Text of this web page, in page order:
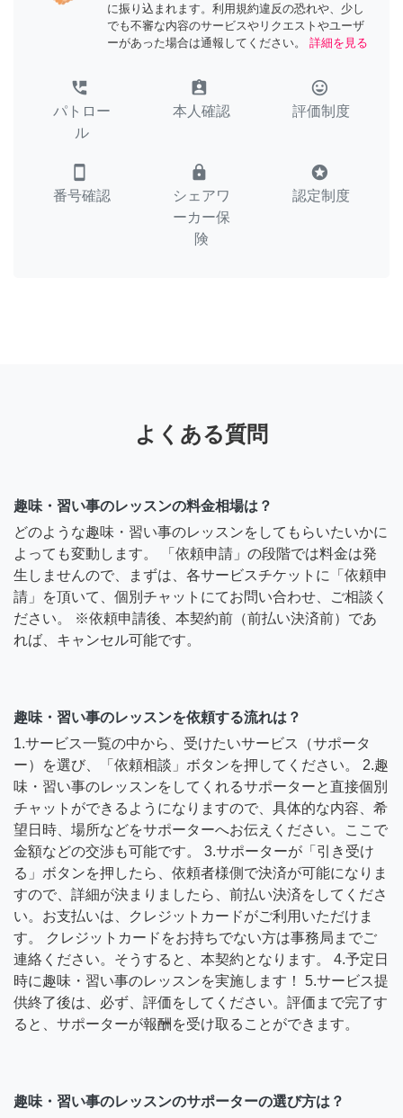
に振り込まれます。利用規約違反の恐れや、少し
でも不審な内容のサービスやリクエストやユーザ
ーがあった場合は通報してください。
詳細を見る
perm_phone_msg
パトロー
ル
assignment_ind
本人確認
tag_faces
評価制度
smartphone
番号確認
lock
シェアワ
ーカー保
険
stars
認定制度
よくある質問
趣味・習い事のレッスンの料金相場は？
どのような趣味・習い事のレッスンをしてもらいたいかに
よっても変動します。 「依頼申請」の段階では料金は発
生しませんので、まずは、各サービスチケットに「依頼申
請」を頂いて、個別チャットにてお問い合わせ、ご相談く
ださい。 ※依頼申請後、本契約前（前払い決済前）であ
れば、キャンセル可能です。
趣味・習い事のレッスンを依頼する流れは？
1.サービス一覧の中から、受けたいサービス（サポータ
ー）を選び、「依頼相談」ボタンを押してください。 2.趣
味・習い事のレッスンをしてくれるサポーターと直接個別
チャットができるようになりますので、具体的な内容、希
望日時、場所などをサポーターへお伝えください。ここで
金額などの交渉も可能です。 3.サポーターが「引き受け
る」ボタンを押したら、依頼者様側で決済が可能になりま
すので、詳細が決まりましたら、前払い決済をしてくださ
い。お支払いは、クレジットカードがご利用いただけま
す。 クレジットカードをお持ちでない方は事務局までご
連絡ください。そうすると、本契約となります。 4.予定日
時に趣味・習い事のレッスンを実施します！ 5.サービス提
供終了後は、必ず、評価をしてください。評価まで完了す
ると、サポーターが報酬を受け取ることができます。
趣味・習い事のレッスンのサポーターの選び方は？